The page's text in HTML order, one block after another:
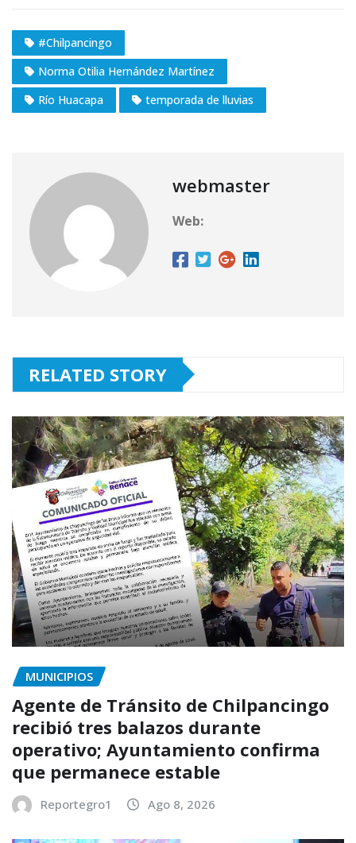
#Chilpancingo
Norma Otilia Hernández Martínez
Río Huacapa
temporada de lluvias
webmaster
Web:
RELATED STORY
MUNICIPIOS
Agente de Tránsito de Chilpancingo
recibió tres balazos durante
operativo; Ayuntamiento confirma
que permanece estable
Reportegro1 Ago 8, 2026